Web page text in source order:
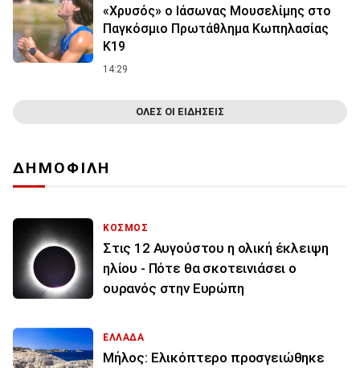
«Χρυσός» ο Ιάσωνας Μουσελίμης στο
Παγκόσμιο Πρωτάθλημα Κωπηλασίας
Κ19
14:29
ΟΛΕΣ ΟΙ ΕΙΔΗΣΕΙΣ
ΔΗΜΟΦΙΛΗ
ΚΟΣΜΟΣ
Στις 12 Αυγούστου η ολική έκλειψη
ηλίου - Πότε θα σκοτεινιάσει ο
ουρανός στην Ευρώπη
ΕΛΛΑΔΑ
Μήλος: Ελικόπτερο προσγειώθηκε